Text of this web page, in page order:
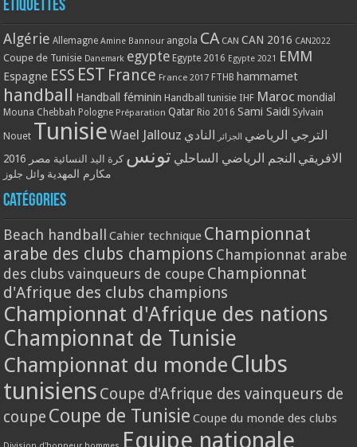
Étiquettes
Algérie Allemagne Amine Bannour angola CA CAN CAN 2016 CAN2022
Coupe de Tunisie Danemark egypte Egypte 2016 Egypte 2021 EMM
Espagne ESS EST France France 2017 FTHB hammamet
handball Handball féminin Handball tunisie IHF Maroc mondial
Mouna Chebbah Pologne Préparation Qatar Rio 2016 Sami Saidi Sylvain
Nouet Tunisie Wael Jallouz الترجي الرياضي الجزائر النادي
الافريقي النجم الرياضي الساحلي تونس كرة اليد النسائية مصر 2016
مكارم المهدية وائل جلوز
Catégories
Beach handball Cahier technique Championnat
arabe des clubs champions Championnat arabe
des clubs vainqueurs de coupe Championnat
d'Afrique des clubs champions
Championnat d'Afrique des nations
Championnat de Tunisie
Championnat du monde Clubs
tunisiens Coupe d'Afrique des vainqueurs de
coupe Coupe de Tunisie Coupe du monde des clubs
Equipe nationale